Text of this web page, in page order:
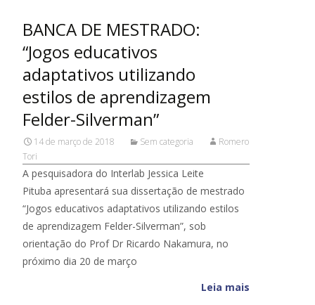
BANCA DE MESTRADO:
“Jogos educativos
adaptativos utilizando
estilos de aprendizagem
Felder-Silverman”
14 de março de 2018 Sem categoria
Romero
Tori
A pesquisadora do Interlab Jessica Leite
Pituba apresentará sua dissertação de mestrado
“Jogos educativos adaptativos utilizando estilos
de aprendizagem Felder-Silverman”, sob
orientação do Prof Dr Ricardo Nakamura, no
próximo dia 20 de março
Leia mais